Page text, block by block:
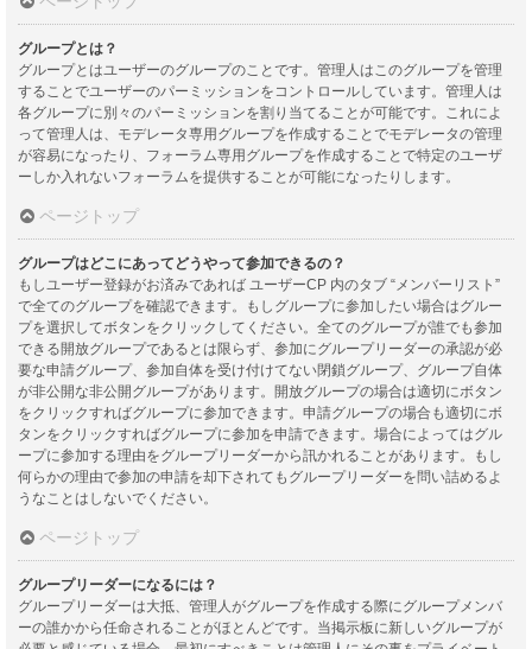
グループとは？
グループとはユーザーのグループのことです。管理人はこのグループを管理
することでユーザーのパーミッションをコントロールしています。管理人は
各グループに別々のパーミッションを割り当てることが可能です。これによ
って管理人は、モデレータ専用グループを作成することでモデレータの管理
が容易になったり、フォーラム専用グループを作成することで特定のユーザ
ーしか入れないフォーラムを提供することが可能になったりします。
ページトップ
グループはどこにあってどうやって参加できるの？
もしユーザー登録がお済みであれば ユーザーCP 内のタブ “メンバーリスト”
で全てのグループを確認できます。もしグループに参加したい場合はグルー
プを選択してボタンをクリックしてください。全てのグループが誰でも参加
できる開放グループであるとは限らず、参加にグループリーダーの承認が必
要な申請グループ、参加自体を受け付けてない閉鎖グループ、グループ自体
が非公開な非公開グループがあります。開放グループの場合は適切にボタン
をクリックすればグループに参加できます。申請グループの場合も適切にボ
タンをクリックすればグループに参加を申請できます。場合によってはグル
ープに参加する理由をグループリーダーから訊かれることがあります。もし
何らかの理由で参加の申請を却下されてもグループリーダーを問い詰めるよ
うなことはしないでください。
ページトップ
グループリーダーになるには？
グループリーダーは大抵、管理人がグループを作成する際にグループメンバ
ーの誰かから任命されることがほとんどです。当掲示板に新しいグループが